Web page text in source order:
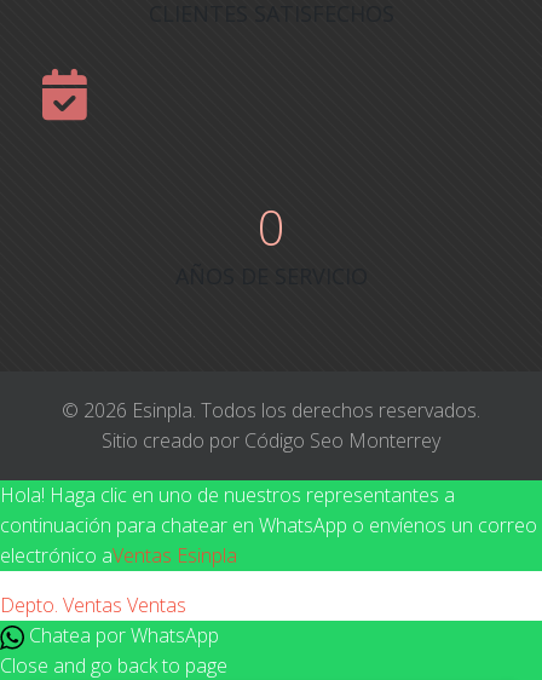
0
© 2026 Esinpla. Todos los derechos reservados.
Sitio creado por Código Seo Monterrey
Hola! Haga clic en uno de nuestros representantes a
continuación para chatear en WhatsApp o envíenos un correo
electrónico aVentas Esinpla
Depto. Ventas Ventas
Chatea por WhatsApp
Close and go back to page